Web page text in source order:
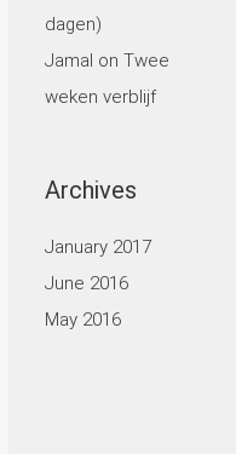
dagen)
Jamal on Twee
weken verblijf
Archives
January 2017
June 2016
May 2016